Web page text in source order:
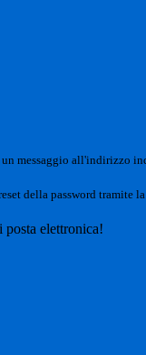
messaggio all'indirizzo
della password tramite la
elettronica!